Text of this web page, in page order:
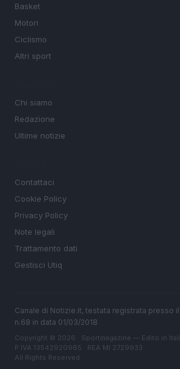
Basket
Motori
Ciclismo
Altri sport
Chi siamo
Redazione
Ultime notizie
Contattaci
Cookie Policy
Privacy Policy
Note legali
Trattamento dati
Gestisci Utiq
Canale di Notizie.it, testata registrata presso
n.68 in data 01/03/2018
Copyright © 2026 · Sportmagazine — Edito in
P.IVA 13542920965 · REA MI 2729933
All Rights Reserved